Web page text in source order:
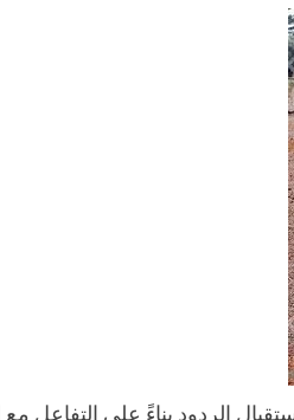
الردود بناءً على التفاعل